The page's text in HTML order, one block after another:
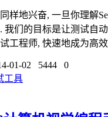
样地兴奋, 一旦你理解
我们的目标是让测试自
工程师, 快速地成为高
01-02 5444
0
工具